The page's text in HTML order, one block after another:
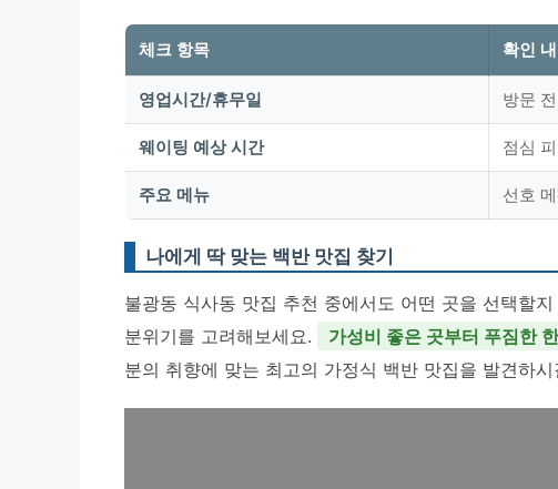
체크 항목 확인
영업시간/휴무일 방문
웨이팅 예상 시간 점심
주요 메뉴 선호
나에게 딱 맞는 백반 맛집 찾기
불광동 식사동 맛집 추천 중에서도 어떤 곳을 선택할
분위기를 고려해보세요.
가성비 좋은 곳부터 푸짐한
분의 취향에 맞는 최고의 가정식 백반 맛집을 발견하시